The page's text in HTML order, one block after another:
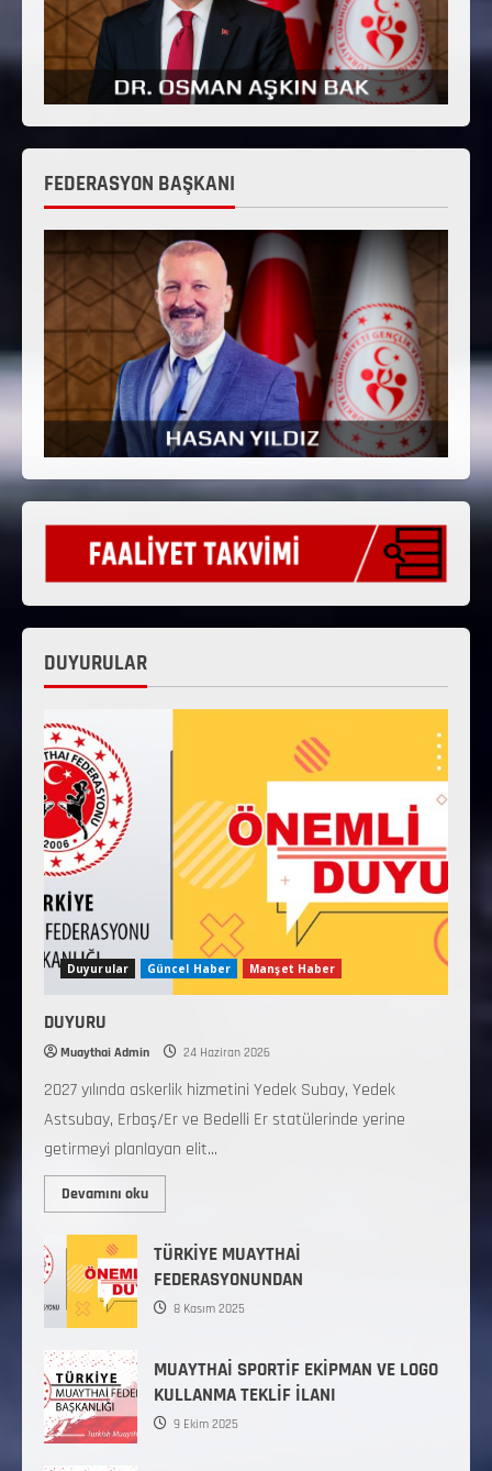
FEDERASYON BAŞKANI
DUYURULAR
Duyurular Güncel Haber Manşet Haber
DUYURU
Muaythai Admin 24 Haziran 2026
2027 yılında askerlik hizmetini Yedek Subay, Yedek
Astsubay, Erbaş/Er ve Bedelli Er statülerinde yerine
getirmeyi planlayan elit...
Devamını oku
TÜRKİYE MUAYTHAİ
FEDERASYONUNDAN
8 Kasım 2025
MUAYTHAİ SPORTİF EKİPMAN VE LOGO
KULLANMA TEKLİF İLANI
9 Ekim 2025